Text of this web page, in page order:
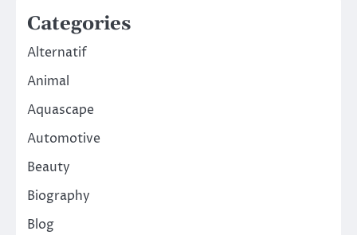
Categories
Alternatif
Animal
Aquascape
Automotive
Beauty
Biography
Blog